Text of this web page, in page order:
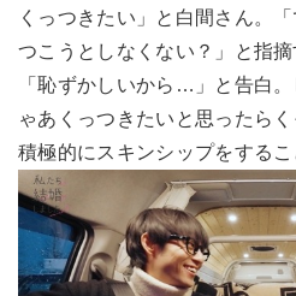
くっつきたい」と白間さん。
つこうとしなくない？」と指
「恥ずかしいから…」と告白
ゃあくっつきたいと思ったら
積極的にスキンシップをするこ